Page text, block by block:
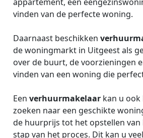
vinden van de perfecte woning.
Daarnaast beschikken
de woningmarkt in Uitgeest als
over de buurt, de voorzieningen
vinden van een woning die
Een verhuurmakelaar kan u
zoeken naar een geschikte
de huurprijs tot het opstellen
stap van het proces. Dit kan u